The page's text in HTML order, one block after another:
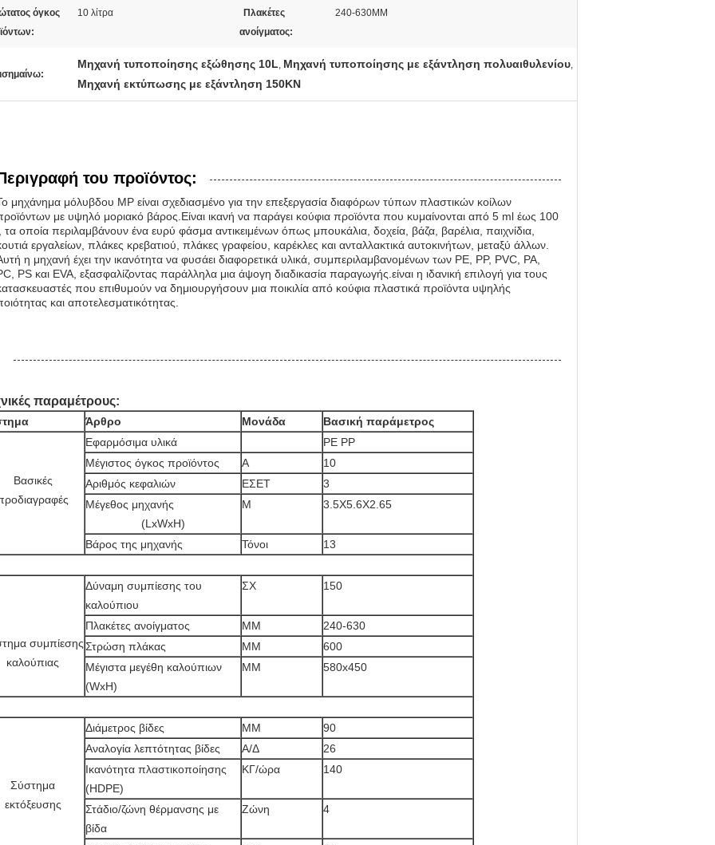
όγκος
10 λίτρα
Πλακέτες
ανοίγματος:
240-630MM
Μηχανή τυποποίησης εξώθησης 10L, Μηχανή τυποποίησης με εξάντληση πολυαιθυλενίου,
Μηχανή εκτύπωσης με εξάντληση 150KN
του προϊόντος:
μηχάνημα μόλυβδου MP είναι σχεδιασμένο για την επεξεργασία διαφόρων τύπων πλαστικών κοίλων
με υψηλό μοριακό βάρος.Είναι ικανή να παράγει κούφια προϊόντα που κυμαίνονται από 5 ml έως 100
τα οποία περιλαμβάνουν ένα ευρύ φάσμα αντικειμένων όπως μπουκάλια, δοχεία, βάζα, βαρέλια, παιχνίδια,
εργαλείων, πλάκες κρεβατιού, πλάκες γραφείου, καρέκλες και ανταλλακτικά αυτοκινήτων, μεταξύ άλλων.
η μηχανή έχει την ικανότητα να φυσάει διαφορετικά υλικά, συμπεριλαμβανομένων των PE, PP, PVC, PA,
PS και EVA, εξασφαλίζοντας παράλληλα μια άψογη διαδικασία παραγωγής.είναι η ιδανική επιλογή για τους
που επιθυμούν να δημιουργήσουν μια ποικιλία από κούφια πλαστικά προϊόντα υψηλής
και αποτελεσματικότητας.
παραμέτρους:
Άρθρο Μονάδα Βασική παράμετρος
Βασικές
Εφαρμόσιμα υλικά
PE PP
Μέγιστος όγκος προϊόντος
Α
10
Αριθμός κεφαλιών
ΕΣΕΤ
3
Μέγεθος μηχανής
(LxWxH)
Μ 3.5X5.6X2.65
Βάρος της μηχανής Τόνοι 13
συμπίεσης
καλούπιας
Δύναμη συμπίεσης του
καλούπιου
ΣΧ 150
Πλακέτες ανοίγματος ΜΜ
240-630
Στρώση πλάκας
ΜΜ
600
Μέγιστα μεγέθη καλούπιων
(WxH)
ΜΜ 580x450
Σύστημα
εκτόξευσης
Διάμετρος βίδες ΜΜ
90
Αναλογία λεπτότητας βίδες
Α/Δ
26
Ικανότητα πλαστικοποίησης
(HDPE)
ΚΓ/ώρα 140
Στάδιο/ζώνη θέρμανσης με
βίδα
Ζώνη 4